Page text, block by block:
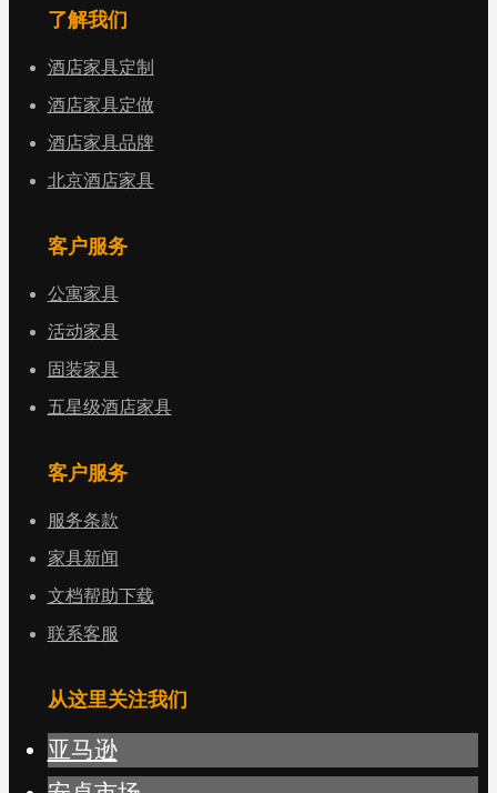
了解我们
酒店家具定制
酒店家具定做
酒店家具品牌
北京酒店家具
客户服务
公寓家具
活动家具
固装家具
五星级酒店家具
客户服务
服务条款
家具新闻
文档帮助下载
联系客服
从这里关注我们
亚马逊